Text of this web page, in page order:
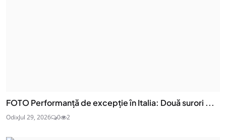
FOTO Performanță de excepție în Italia: Două surori ...
OdixJul 29, 2026 0 2